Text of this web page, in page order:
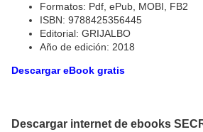
Formatos: Pdf, ePub, MOBI, FB2
ISBN: 9788425356445
Editorial: GRIJALBO
Año de edición: 2018
Descargar eBook gratis
Descargar internet de ebooks